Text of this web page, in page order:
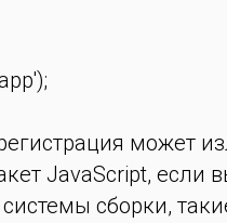
может
JavaScript, если
сборки,